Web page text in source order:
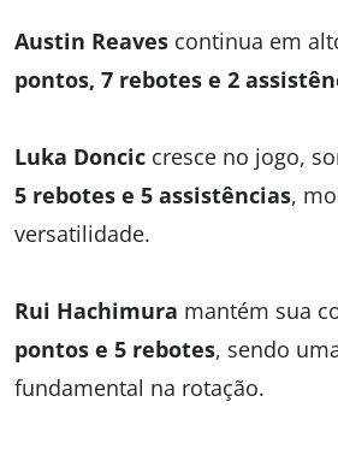
Austin Reaves continua em
pontos, 7 rebotes e 2
Luka Doncic cresce no jogo,
5 rebotes e 5 assistências,
versatilidade.
Rui Hachimura mantém sua
pontos e 5 rebotes, sendo
fundamental na rotação.